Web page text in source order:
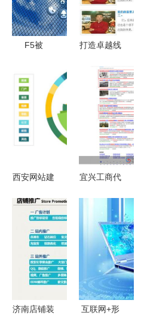
F5被
Research
评为WAF领
导者 引领
网站优化新
打造卓越线
海网站设计
公司的全方
位服务解析
西安网站建
善源网络为
您解析如何
选择靠谱的
网络公司
宜兴工商代
管服务优选
指南
济南店铺装
互联网+形